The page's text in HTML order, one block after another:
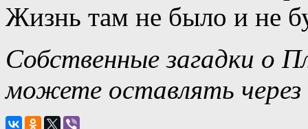
Жизнь там не было и не
Собственные загадки о
можете оставлять